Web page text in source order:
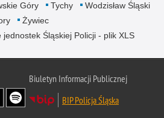
Góry Tychy
Wodzisław Śląski
Żywiec
Śląskiej Policji - plik XLS
Biuletyn Informacji Publicznej
BIP Policja Śląska